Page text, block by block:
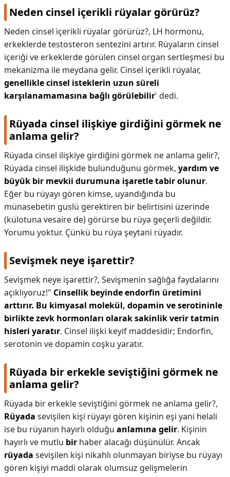
Neden cinsel içerikli rüyalar görürüz?
Neden cinsel içerikli rüyalar görürüz?, LH hormonu,
erkeklerde testosteron sentezini artırır. Rüyaların cinsel
içeriği ve erkeklerde görülen cinsel organ sertleşmesi bu
mekanizma ile meydana gelir. Cinsel içerikli rüyalar,
genellikle cinsel isteklerin uzun süreli
karşılanamamasına bağlı görülebilir' dedi.
Rüyada cinsel ilişkiye girdiğini görmek ne
anlama gelir?
Rüyada cinsel ilişkiye girdiğini görmek ne anlama gelir?,
Rüyada cinsel ilişkide bulunduğunu görmek, yardım ve
büyük bir mevkii durumuna işaretle tabir olunur.
Eğer bu rüyayı gören kimse, uyandığında bu
münasebetin guslü gerektiren bir belirtisini üzerinde
(külotuna vesaire de) görürse bu rüya geçerli değildir.
Yorumu yoktur. Çünkü bu rüya şeytani rüyadır.
Sevişmek neye işarettir?
Sevişmek neye işarettir?, Sevişmenin sağlığa faydalarını
açıklıyoruz!" Cinsellik beyinde endorfin üretimini
arttırır. Bu kimyasal molekül, dopamin ve serotininle
birlikte zevk hormonları olarak sakinlik verir tatmin
hisleri yaratır. Cinsel ilişki keyif maddesidir; Endorfin,
serotonin ve dopamin coşku yaratır.
Rüyada bir erkekle seviştiğini görmek ne
anlama gelir?
Rüyada bir erkekle seviştiğini görmek ne anlama gelir?,
Rüyada sevişilen kişi rüyayı gören kişinin eşi yani helali
ise bu rüyanın hayırlı olduğu anlamına gelir. Kişinin
hayırlı ve mutlu bir haber alacağı düşünülür. Ancak
rüyada sevişilen kişi nikahlı olunmayan biriyse bu rüyayı
gören kişiyi maddi olarak olumsuz gelişmelerin